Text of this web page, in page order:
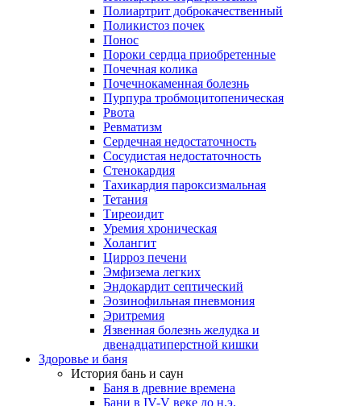
Полиартрит доброкачественный
Поликистоз почек
Понос
Пороки сердца приобретенные
Почечная колика
Почечнокаменная болезнь
Пурпура тробмоцитопеническая
Рвота
Ревматизм
Сердечная недостаточность
Сосудистая недостаточность
Стенокардия
Тахикардия пароксизмальная
Тетания
Тиреоидит
Уремия хроническая
Холангит
Цирроз печени
Эмфизема легких
Эндокардит септический
Эозинофильная пневмония
Эритремия
Язвенная болезнь желудка и
двенадцатиперстной кишки
Здоровье и баня
История бань и саун
Баня в древние времена
Бани в IV-V веке до н.э.